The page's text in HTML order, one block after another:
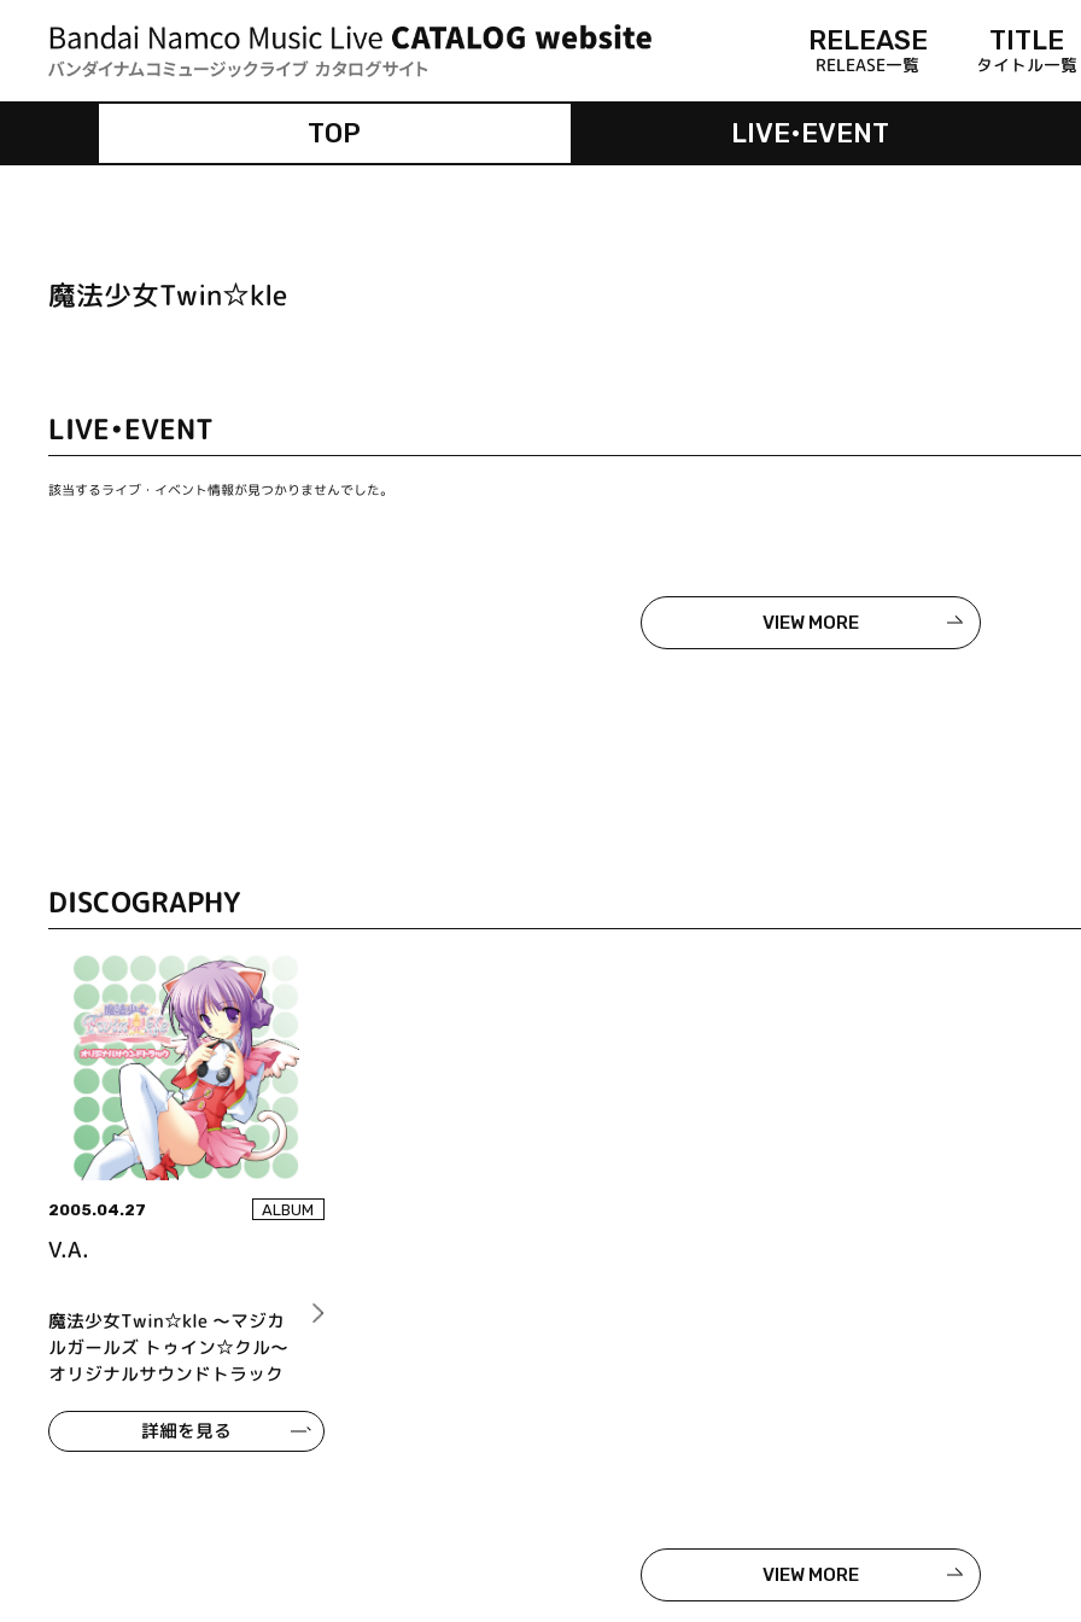
RELEASE
RELEASE一覧
TITLE
タイトル一覧
TOP LIVE•EVENT
魔法少女Twin☆kle
LIVE•EVENT
該当するライブ・イベント情報が見つかりませんでした。
VIEW MORE
DISCOGRAPHY
2005.04.27 ALBUM
V.A.
魔法少女Twin☆kle ～マジカ
ルガールズ トゥイン☆クル～
オリジナルサウンドトラック
詳細を見る
VIEW MORE